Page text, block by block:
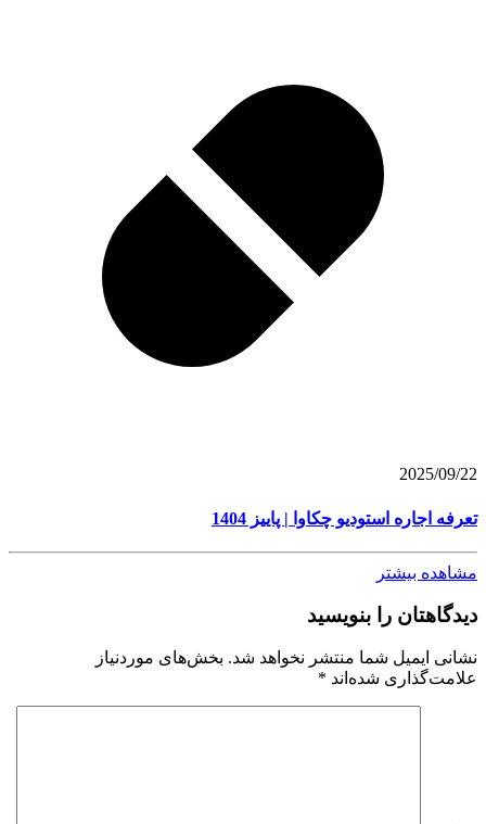
2025/09/22
تعرفه اجاره استودیو چکاوا | پاییز 1404
مشاهده بیشتر
دیدگاهتان را بنویسید
نشانی ایمیل شما منتشر نخواهد شد. بخش‌های موردنیاز
علامت‌گذاری شده‌اند *